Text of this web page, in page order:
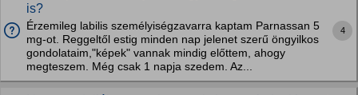
is?
Érzemileg labilis személyiségzavarra kaptam Parnassan 5
mg-ot. Reggeltől estig minden nap jelenet szerű öngyilkos
gondolataim,"képek" vannak mindig előttem, ahogy
megteszem. Még csak 1 napja szedem. Az...
4